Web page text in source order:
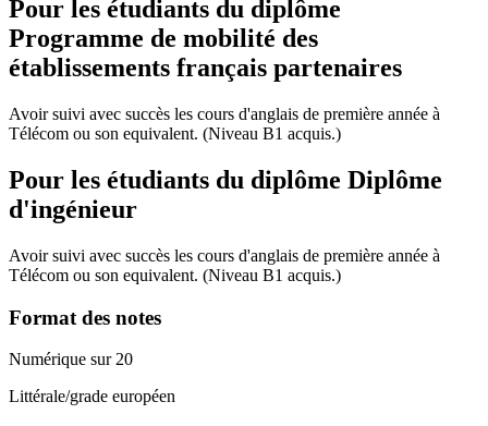
Pour les étudiants du diplôme
Programme de mobilité des
établissements français partenaires
Avoir suivi avec succès les cours d'anglais de première année à
Télécom ou son equivalent. (Niveau B1 acquis.)
Pour les étudiants du diplôme Diplôme
d'ingénieur
Avoir suivi avec succès les cours d'anglais de première année à
Télécom ou son equivalent. (Niveau B1 acquis.)
Format des notes
Numérique sur 20
Littérale/grade européen